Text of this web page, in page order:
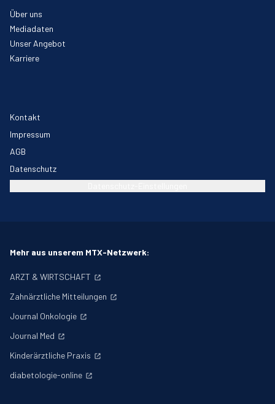
Über uns
Mediadaten
Unser Angebot
Karriere
Kontakt
Impressum
AGB
Datenschutz
Mehr aus unserem MTX-Netzwerk:
ARZT & WIRTSCHAFT
Zahnärztliche Mitteilungen
Journal Onkologie
Journal Med
Kinderärztliche Praxis
diabetologie-online